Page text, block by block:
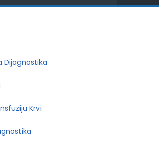
Dijagnostika
Krvi